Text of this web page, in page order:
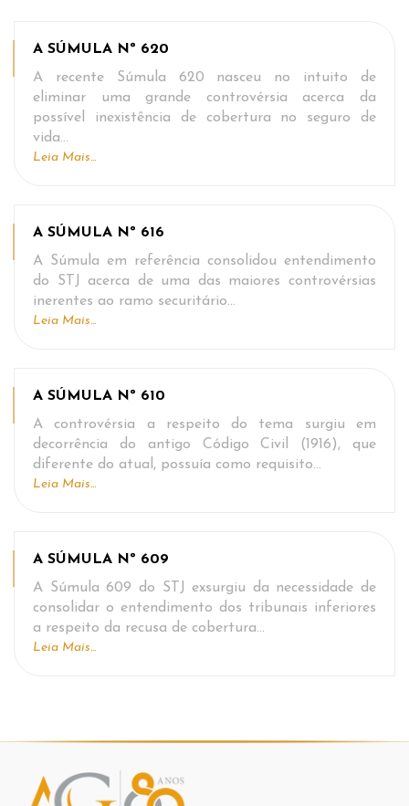
A SÚMULA Nº 620
A recente Súmula 620 nasceu no intuito de
eliminar uma grande controvérsia acerca da
possível inexistência de cobertura no seguro de
vida…
Leia Mais...
A SÚMULA Nº 616
A Súmula em referência consolidou entendimento
do STJ acerca de uma das maiores controvérsias
inerentes ao ramo securitário…
Leia Mais...
A SÚMULA Nº 610
A controvérsia a respeito do tema surgiu em
decorrência do antigo Código Civil (1916), que
diferente do atual, possuía como requisito…
Leia Mais...
A SÚMULA Nº 609
A Súmula 609 do STJ exsurgiu da necessidade de
consolidar o entendimento dos tribunais inferiores
a respeito da recusa de cobertura…
Leia Mais...